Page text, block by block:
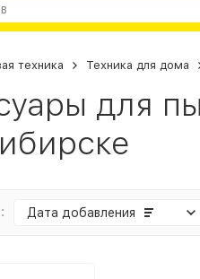
техника Техника для дома
для
Дата добавления